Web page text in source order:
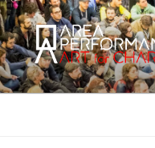
Salta
al
contenuto
AREA
Sito ufficiale della Onlus